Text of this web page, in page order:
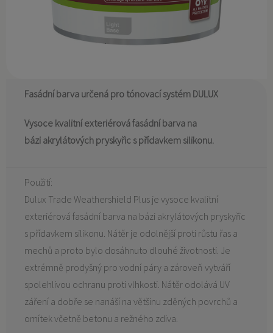
Fasádní barva určená pro tónovací systém DULUX
Vysoce kvalitní exteriérová fasádní barva na
bázi akrylátových pryskyřic s přídavkem silikonu.
Použití:
Dulux Trade Weathershield Plus je vysoce kvalitní
exteriérová fasádní barva na bázi akrylátových pryskyřic
s přídavkem silikonu. Nátěr je odolnější proti růstu řas a
mechů a proto bylo dosáhnuto dlouhé životnosti. Je
extrémně prodyšný pro vodní páry a zároveň vytváří
spolehlivou ochranu proti vlhkosti. Nátěr odolává UV
záření a dobře se nanáší na většinu zděných povrchů a
omítek včetně betonu a režného zdiva.